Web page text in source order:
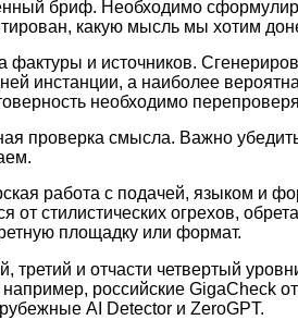
бриф. Необходимо
какую мысль мы хотим
фактуры и источников.
инстанции, а наиболее
необходимо
проверка смысла. Важно
работа с подачей, языком и
от стилистических огрехов,
площадку или формат.
третий и отчасти четвертый
российские GigaCheck
AI Detector и ZeroGPT.